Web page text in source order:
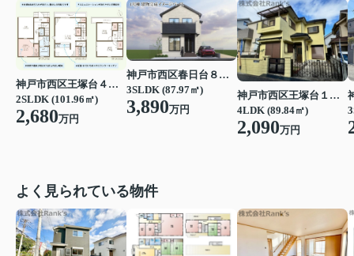
神戸市西区王塚台４丁目
2SLDK (101.96㎡)
2,680万円
神戸市西区春日台８丁目
3SLDK (87.97㎡)
3,890万円
神戸市西区王塚台１丁目
4LDK (89.84㎡)
2,090万円
よく見られている物件